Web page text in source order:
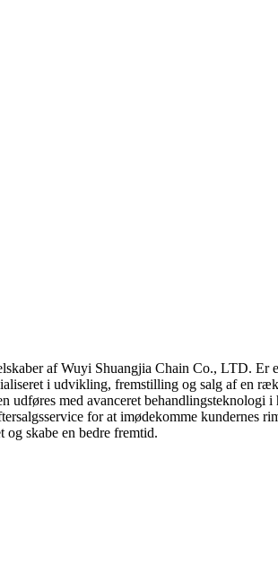
af Wuyi Shuangjia Chain Co., LTD. Er
i udvikling, fremstilling og salg af en
med avanceret behandlingsteknologi
for at imødekomme kundernes
skabe en bedre fremtid.